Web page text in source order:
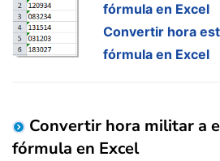
fórmula en Excel
Convertir hora
fórmula en Excel
Convertir hora militar a
fórmula en Excel